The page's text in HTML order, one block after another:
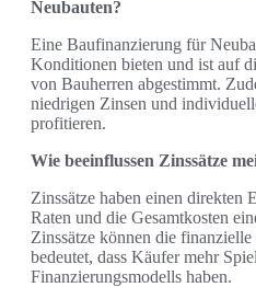
Neubauten?
Eine Baufinanzierung für
Konditionen bieten und ist auf
von Bauherren abgestimmt.
niedrigen Zinsen und
profitieren.
Wie beeinflussen Zinssätze
Zinssätze haben einen direkten
Raten und die Gesamtkosten
Zinssätze können die
bedeutet, dass Käufer mehr
Finanzierungsmodells haben.